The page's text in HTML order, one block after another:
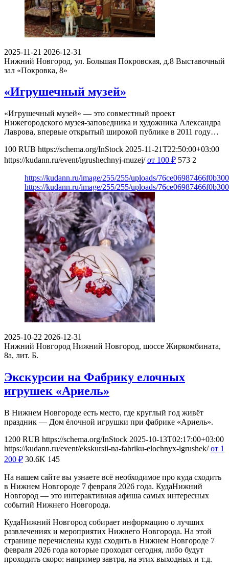
2025-11-21 2026-12-31
Нижний Новгород, ул. Большая Покровская, д.8 Выставочный
зал «Покровка, 8»
«Игрушечный музей»
«Игрушечный музей» — это совместный проект
Нижегородского музея-заповедника и художника Александра
Лаврова, впервые открытый широкой публике в 2011 году…
100 RUB https://schema.org/InStock 2025-11-21T22:50:00+03:00
https://kudann.ru/event/igrushechnyj-muzej/ от 100 ₽ 573 2
https://kudann.ru/image/255/255/uploads/
https://kudann.ru/image/255/255/uploads/
2025-10-22 2026-12-31
Нижний Новгород Нижний Новгород, шоссе Жиркомбината,
8а, лит. Б.
Экскурсии на Фабрику елочных
игрушек «Ариель»
В Нижнем Новгороде есть место, где круглый год живёт
праздник — Дом ёлочной игрушки при фабрике «Ариель».
1200 RUB https://schema.org/InStock 2025-10-13T02:17:00+03:00
https://kudann.ru/event/ekskursii-na-fabriku-elochnyx-igrushek/ от 1
200 ₽ 30.6K 145
На нашем сайте вы узнаете всё необходимое про куда сходить
в Нижнем Новгороде 7 февраля 2026 года. КудаНижний
Новгород — это интерактивная афиша самых интересных
событий Нижнего Новгорода.
КудаНижний Новгород собирает информацию о лучших
развлечениях и мероприятих Нижнего Новгорода. На этой
странице перечислены куда сходить в Нижнем Новгороде 7
февраля 2026 года которые проходят сегодня, либо будут
проходить скоро: например завтра, на этих выходных и т.д.